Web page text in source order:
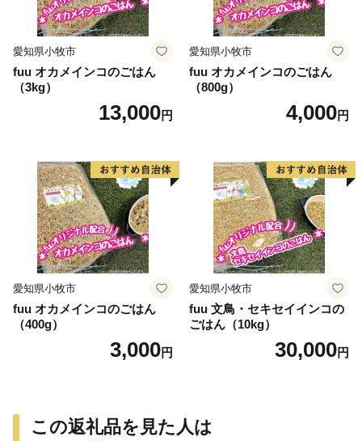
愛知県小牧市
fuu オカメインコのごはん
（3kg）
13,000円
愛知県小牧市
fuu オカメインコのごはん
（800g）
4,000円
愛知県小牧市
fuu オカメインコのごはん
（400g）
3,000円
愛知県小牧市
fuu 文鳥・セキセイインコの
ごはん（10kg）
30,000円
この返礼品を見た人は